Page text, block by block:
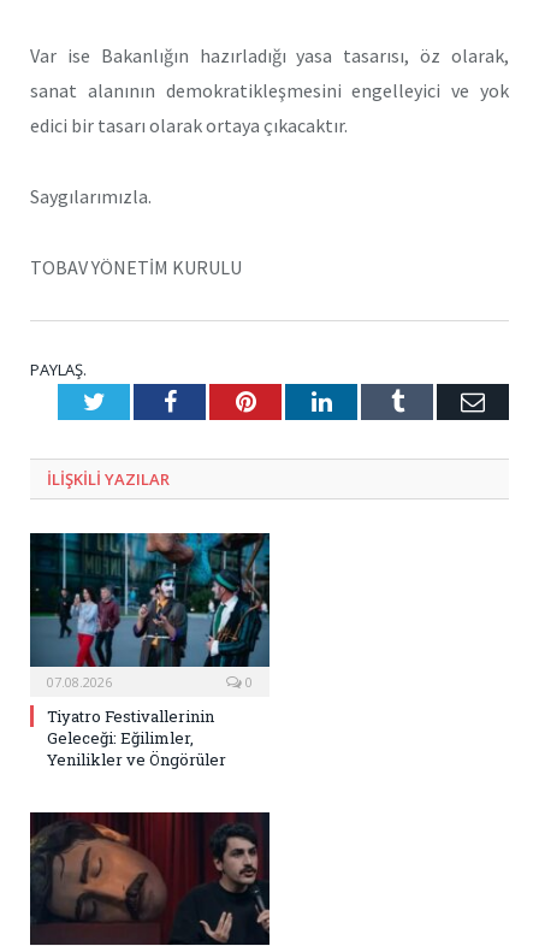
Var ise Bakanlığın hazırladığı yasa tasarısı, öz olarak,
sanat alanının demokratikleşmesini engelleyici ve yok
edici bir tasarı olarak ortaya çıkacaktır.
Saygılarımızla.
TOBAV YÖNETİM KURULU
PAYLAŞ.
TwitterFacebookPinterestLinkedInTumblr E-
ILIŞKILI YAZILAR
07.08.2026 0
Tiyatro Festivallerinin
Geleceği: Eğilimler,
Yenilikler ve Öngörüler